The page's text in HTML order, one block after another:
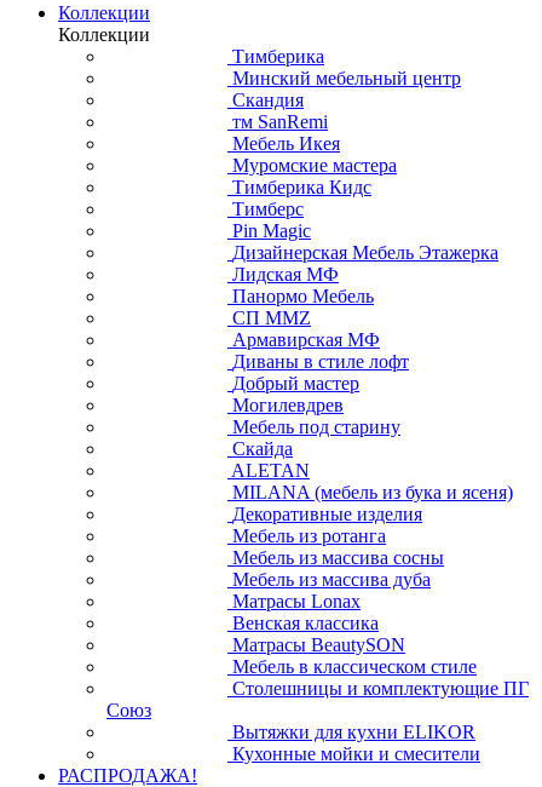
Коллекции
Коллекции
Тимберика
Минский мебельный центр
Скандия
тм SanRemi
Мебель Икея
Муромские мастера
Тимберика Кидс
Тимберс
Pin Magic
Дизайнерская Мебель Этажерка
Лидская МФ
Панормо Мебель
СП ММZ
Армавирская МФ
Диваны в стиле лофт
Добрый мастер
Могилевдрев
Мебель под старину
Скайда
ALETAN
MILANA (мебель из бука и ясеня)
Декоративные изделия
Мебель из ротанга
Мебель из массива сосны
Мебель из массива дуба
Матрасы Lonax
Венская классика
Матрасы BeautySON
Мебель в классическом стиле
Столешницы и комплектующие ПГ
Союз
Вытяжки для кухни ELIKOR
Кухонные мойки и смесители
РАСПРОДАЖА!